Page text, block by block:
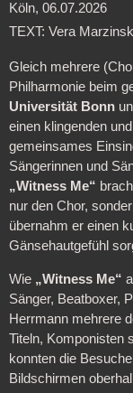
Köln, 06.07.2026
TEXT: Vera
Gleich mehrere
Philharmonie beim
Universität Bonn
einen klingenden
gemeinsames
Sängerinnen und
„Witness Me“
nur den Chor,
übernahm er einen
Gänsehautgefühl
Wie „Witness Me“
Sänger, Beatboxer,
Herrmann mehrere
Titeln, Komponisten
konnten die
Bildschirmen